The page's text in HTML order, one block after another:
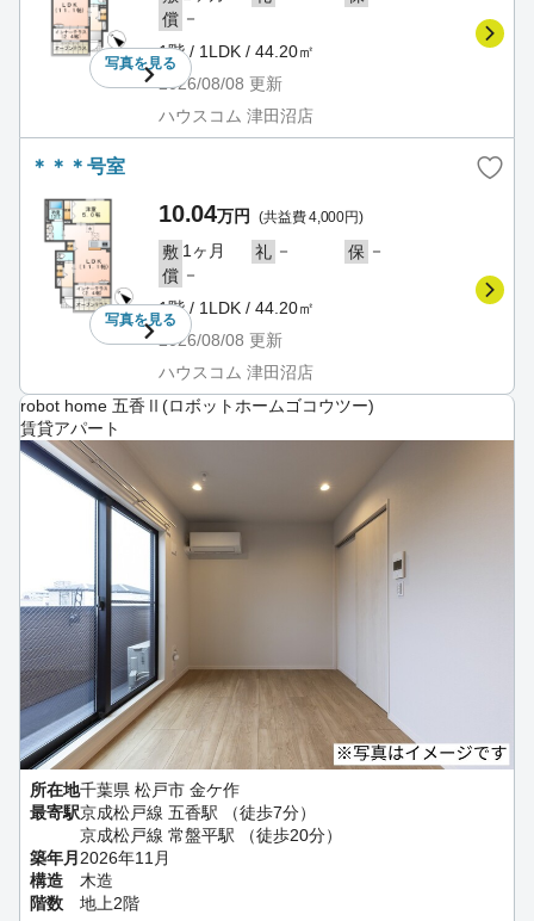
写真を見る
償 －
1階 / 1LDK / 44.20㎡
2026/08/08 更新
ハウスコム 津田沼店
＊＊＊号室
写真を見る
10.04万円 (共益費 4,000円)
敷 1ヶ月 礼 － 保 －
償 －
1階 / 1LDK / 44.20㎡
2026/08/08 更新
ハウスコム 津田沼店
robot home 五香Ⅱ(ロボットホームゴコウツー)
賃貸アパート
所在地千葉県 松戸市 金ケ作
最寄駅京成松戸線 五香駅 （徒歩7分）
京成松戸線 常盤平駅 （徒歩20分）
築年月 2026年11月
構造
木造
階数
地上2階